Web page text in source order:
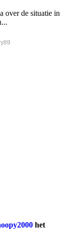
over de situatie in
het